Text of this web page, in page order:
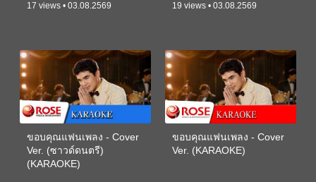
17 views • 03.08.2569 19 views • 03.08.2569
ขอบคุณแฟนเพลง - Cover
Ver. (ซาวด์ดนตรี)
(KARAOKE)
ขอบคุณแฟนเพลง - Cover
Ver. (KARAOKE)